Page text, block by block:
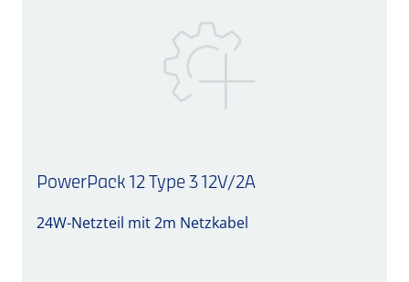
PowerPack 12 Type 3 12V/2A
24W-Netzteil mit 2m Netzkabel